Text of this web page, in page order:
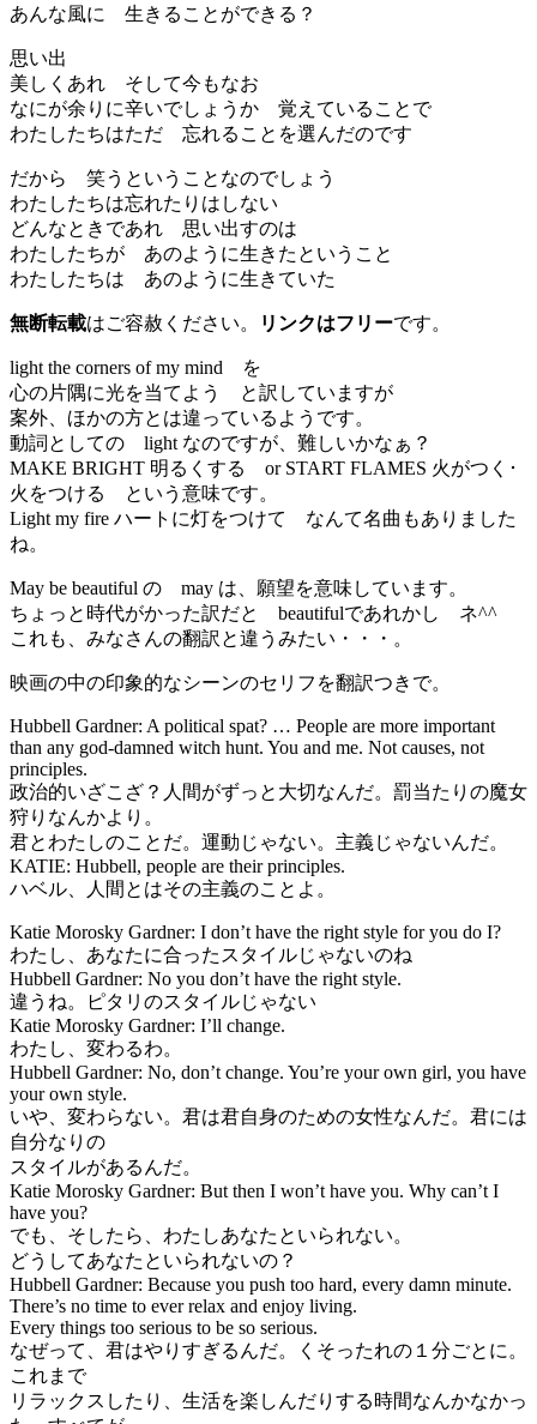
あんな風に 生きることができる？
思い出
美しくあれ そして今もなお
なにが余りに辛いでしょうか 覚えていることで
わたしたちはただ 忘れることを選んだのです
だから 笑うということなのでしょう
わたしたちは忘れたりはしない
どんなときであれ 思い出すのは
わたしたちが あのように生きたということ
わたしたちは あのように生きていた
無断転載はご容赦ください。 リンクはフリーです。
light the corners of my mind を
心の片隅に光を当てよう と訳していますが
案外、ほかの方とは違っているようです。
動詞としての light なのですが、難しいかなぁ？
MAKE BRIGHT 明るくする or START FLAMES 火がつく･
火をつける という意味です。
Light my fire ハートに灯をつけて なんて名曲もありました
ね。
May be beautiful の may は、願望を意味しています。
ちょっと時代がかった訳だと beautifulであれかし ネ^^
これも、みなさんの翻訳と違うみたい・・・。
映画の中の印象的なシーンのセリフを翻訳つきで。
Hubbell Gardner: A political spat? … People are more important
than any god-damned witch hunt. You and me. Not causes, not
principles.
政治的いざこざ？人間がずっと大切なんだ。罰当たりの魔女
狩りなんかより。
君とわたしのことだ。運動じゃない。主義じゃないんだ。
KATIE: Hubbell, people are their principles.
ハベル、人間とはその主義のことよ。
Katie Morosky Gardner: I don’t have the right style for you do I?
わたし、あなたに合ったスタイルじゃないのね
Hubbell Gardner: No you don’t have the right style.
違うね。ピタリのスタイルじゃない
Katie Morosky Gardner: I’ll change.
わたし、変わるわ。
Hubbell Gardner: No, don’t change. You’re your own girl, you have
your own style.
いや、変わらない。君は君自身のための女性なんだ。君には
自分なりの
スタイルがあるんだ。
Katie Morosky Gardner: But then I won’t have you. Why can’t I
have you?
でも、そしたら、わたしあなたといられない。
どうしてあなたといられないの？
Hubbell Gardner: Because you push too hard, every damn minute.
There’s no time to ever relax and enjoy living.
Every things too serious to be so serious.
なぜって、君はやりすぎるんだ。くそったれの１分ごとに。
これまで
リラックスしたり、生活を楽しんだりする時間なんかなかっ